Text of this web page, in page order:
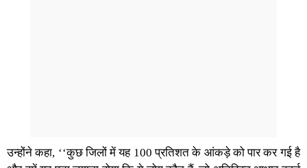
उन्होंने कहा, ‘‘कुछ जिलों में यह 100 प्रतिशत के आंकड़े को पार कर गई है